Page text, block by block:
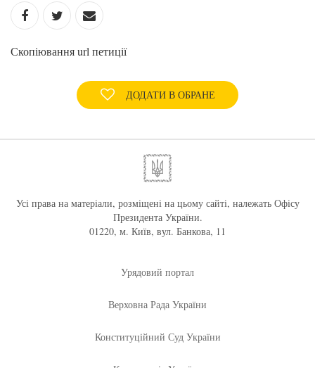
Скопіювання url петиції
ДОДАТИ В ОБРАНЕ
Усі права на матеріали, розміщені на цьому сайті, належать Офісу
Президента України.
01220, м. Київ, вул. Банкова, 11
Урядовий портал
Верховна Рада України
Конституційний Суд України